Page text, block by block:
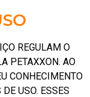
REGULAM O
PETAXXON. AO
CONHECIMENTO
USO. ESSES